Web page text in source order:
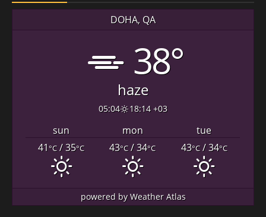
DOHA, QA
38°
haze
05:04 18:14 +03
sun mon
tue
41°C/ 35°C 43°C/ 34°C 43°C/ 34°C
powered byWeather Atlas